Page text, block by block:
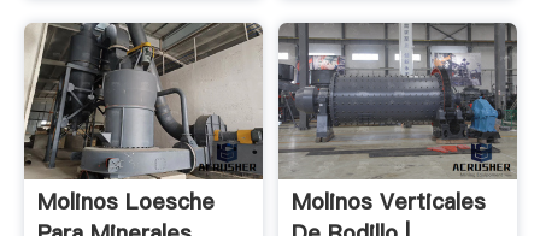
Molinos Loesche
Molinos Verticales